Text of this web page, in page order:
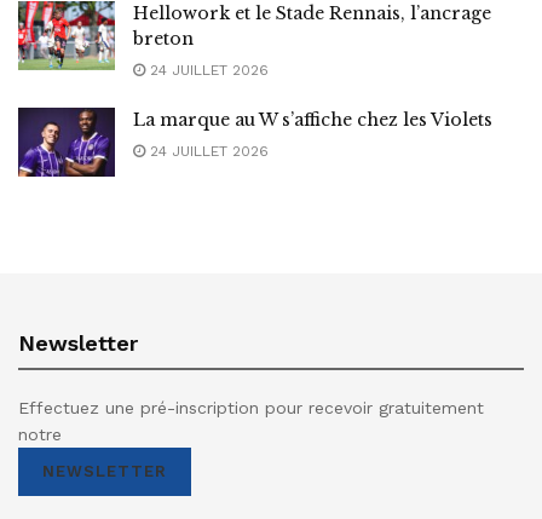
Hellowork et le Stade Rennais, l’ancrage
breton
24 JUILLET 2026
La marque au W s’affiche chez les Violets
24 JUILLET 2026
Newsletter
Effectuez une pré-inscription pour recevoir gratuitement
notre
NEWSLETTER